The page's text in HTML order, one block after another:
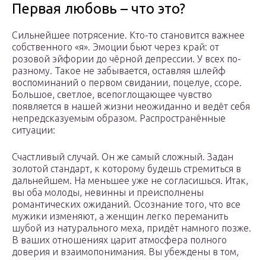
Первая любовь – что это?
Сильнейшее потрясение. Кто-то становится важнее
собственного «я». Эмоции бьют через край: от
розовой эйфории до чёрной депрессии. У всех по-
разному. Такое не забывается, оставляя шлейф
воспоминаний о первом свидании, поцелуе, ссоре.
Большое, светлое, всепоглощающее чувство
появляется в нашей жизни неожиданно и ведёт себя
непредсказуемым образом. Распространённые
ситуации:
Счастливый случай. Он же самый сложный. Задан
золотой стандарт, к которому будешь стремиться в
дальнейшем. На меньшее уже не согласишься. Итак,
вы оба молоды, невинны и преисполнены
романтических ожиданий. Осознание того, что все
мужики изменяют, а женщин легко переманить
шубой из натурального меха, придёт намного позже.
В ваших отношениях царит атмосфера полного
доверия и взаимопонимания. Вы убеждены в том,